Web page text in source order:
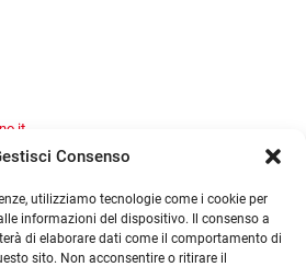
Consenso
utilizziamo tecnologie come i cookie per
informazioni del dispositivo. Il consenso a
di elaborare dati come il comportamento di
sito. Non acconsentire o ritirare il